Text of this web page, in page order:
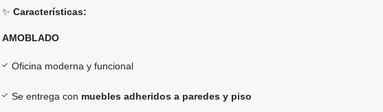
✨ Características:
AMOBLADO
Oficina moderna y funcional
Se entrega con muebles adheridos a paredes y piso